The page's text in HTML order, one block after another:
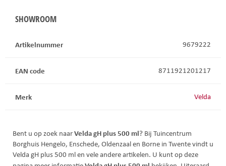
SHOWROOM
Artikelnummer 9679222
EAN code 8711921201217
Merk Velda
Bent u op zoek naarVelda gH plus 500 ml? Bij Tuincentrum
Borghuis Hengelo, Enschede, Oldenzaal en Borne in Twente vindt u
Velda gH plus 500 ml en vele andere artikelen. U kunt op deze